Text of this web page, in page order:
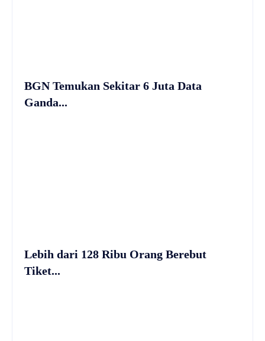
BGN Temukan Sekitar 6 Juta Data
Ganda...
Lebih dari 128 Ribu Orang Berebut
Tiket...